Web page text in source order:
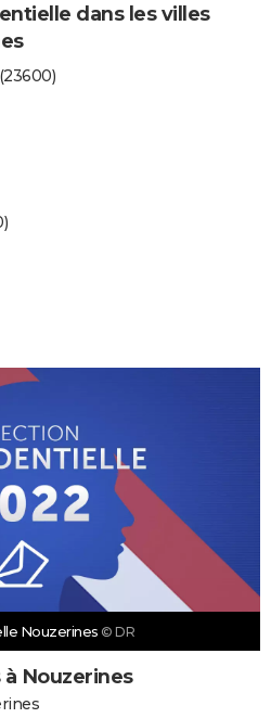
dans les villes
Nouzerines © DR
Nouzerines